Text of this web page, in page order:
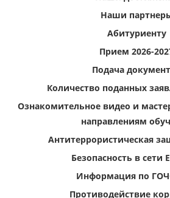
Наши
Абитуриенту
Прием 2026-
Подача
Количество поданных
Ознакомительное видео и
направлениям
Антитеррористическая
Безопасность в сети
Информация по
Противодействие